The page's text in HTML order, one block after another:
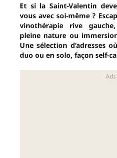
Et si la Saint-Valentin
vous avec soi-même ?
vinothérapie rive
pleine nature ou
Une sélection d’adresses
duo ou en solo, façon self-